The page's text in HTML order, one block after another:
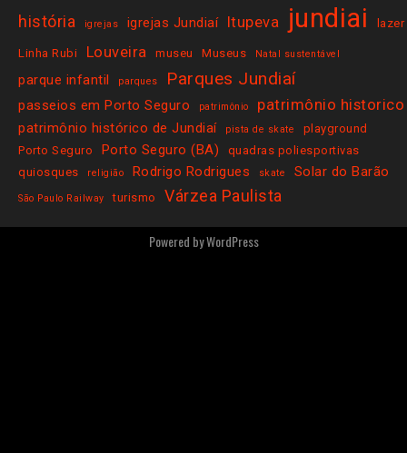
história
igrejas igrejas Jundiaí Itupeva jundiai lazer
Linha Rubi Louveira museu Museus Natal sustentável
parque infantil parques Parques Jundiaí
passeios em Porto Seguro patrimônio patrimônio historico
patrimônio histórico de Jundiaí pista de skate
playground
Porto Seguro
Porto Seguro (BA)
quadras poliesportivas
quiosques
religião Rodrigo Rodrigues skate Solar do Barão
São Paulo Railway turismo Várzea Paulista
Powered byWordPress